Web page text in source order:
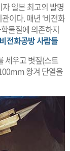
일본 최고의 발명
이다. 매년 ‘비전화
물질에 의존하지
전화공방 사람들
세우고 볏짚(스트
왕겨 단열을